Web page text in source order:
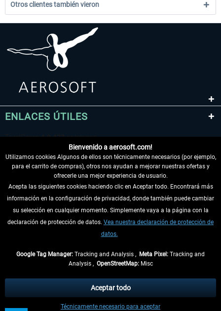
Otros clientes también vieron
ENLACES ÚTILES
DESISTIR DEL CONTRATO
INFORMACIÓN
tasas de recepción si no se describe lo contrario
** De aplicación a envíos dentro de Alemania. Los plazos de envío para los
Bienvenido a aerosoft.com!
Utilizamos cookies Algunos de ellos son técnicamente necesarios (por ejemplo,
para el carrito de compras), otros nos ayudan a mejorar nuestras ofertas y
ofrecerle una mejor experiencia de usuario.
Acepta las siguientes cookies haciendo clic en Aceptar todo. Encontrará más
información en la configuración de privacidad, donde también puede cambiar
su selección en cualquier momento. Simplemente vaya a la página con la
declaración de protección de datos. Vea nuestra declaración de protección de
datos.
Google Tag Manager: Tracking and Analysis , Meta Pixel: Tracking and
Analysis , OpenStreetMap:Misc
Técnicamente necesario para aceptar
Aceptar todo